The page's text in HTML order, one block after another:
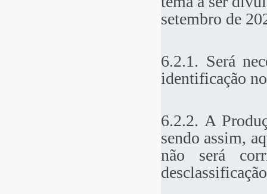
setembro de
6.2.1. Será
identificação
6.2.2. A
sendo assim,
não será